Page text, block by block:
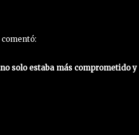
solo estaba más comprometido y